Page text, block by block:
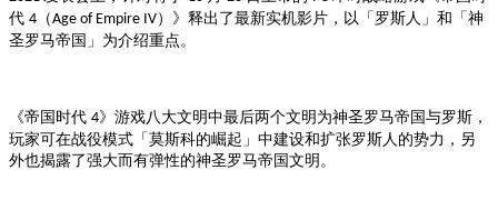
代 4 （Age of Empire IV）》释出了最新实机影片，以「罗斯人」和「神
圣罗马帝国」为介绍重点。
《帝国时代 4》游戏八大文明中最后两个文明为神圣罗马帝国与罗斯，
玩家可在战役模式「莫斯科的崛起」中建设和扩张罗斯人的势力，另
外也揭露了强大而有弹性的神圣罗马帝国文明。